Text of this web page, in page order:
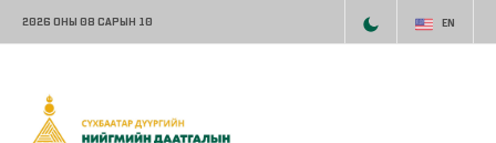
2026 ОНЫ 08 САРЫН 10 EN